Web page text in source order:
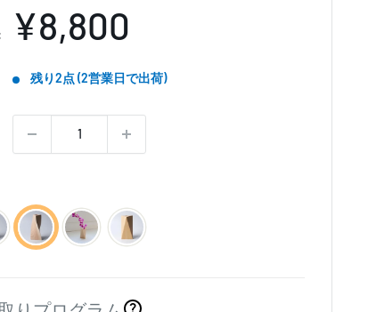
販
売
価
格
¥8,800
残り2点 (2営業日で出荷)